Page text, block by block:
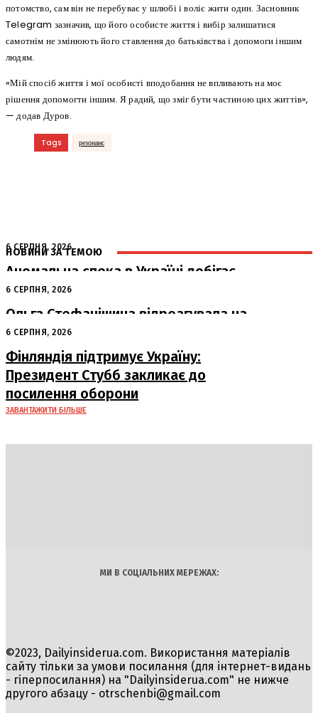
потомство, сам він не перебуває у шлюбі і воліє жити один. Засновник
Telegram зазначив, що його особисте життя і вибір залишатися
самотнім не змінюють його ставлення до батьківства і допомоги іншим
людям.
«Мій спосіб життя і мої особисті вподобання не впливають на моє
рішення допомогти іншим. Я радий, що зміг бути частиною цих життів»,
— додав Дуров.
Tags резонанс
НОВИНИ ЗА ТЕМОЮ
6 СЕРПНЯ, 2026
Аномальна спека в Україні добігає
кінця: очікується похолодання
6 СЕРПНЯ, 2026
Ольга Стефанішина відреагувала на
підозри від НАБУ та САП
6 СЕРПНЯ, 2026
Фінляндія підтримує Україну:
Президент Стубб закликає до
посилення оборони
ЗАВАНТАЖИТИ БІЛЬШЕ
МИ В СОЦІАЛЬНИХ МЕРЕЖАХ:
©2023, Dailyinsiderua.com. Використання матеріалів
сайту тільки за умови посилання (для інтернет-видань
- гіперпосилання) на "Dailyinsiderua.com" не нижче
другого абзацу - otrschenbi@gmail.com